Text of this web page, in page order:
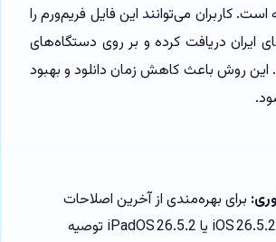
کاربران می‌توانند این فایل فریم‌ورم را
ایران دریافت کرده و بر روی دستگاه‌های
این روش باعث کاهش زمان دانلود و بهبود
برای بهره‌مندی از آخرین اصلاحات
امنیتی، نصب iOS 26.5.2 یا iPadOS 26.5.2 توصیه